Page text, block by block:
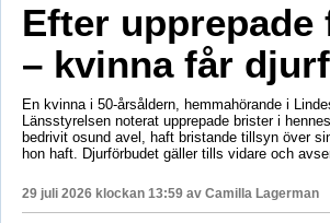
Efter upprepade
– kvinna får
En kvinna i 50-årsåldern, hemmahörande i
Länsstyrelsen noterat upprepade brister i
bedrivit osund avel, haft bristande tillsyn över
hon haft. Djurförbudet gäller tills vidare och
29 juli 2026 klockan 13:59 av Camilla Lagerman